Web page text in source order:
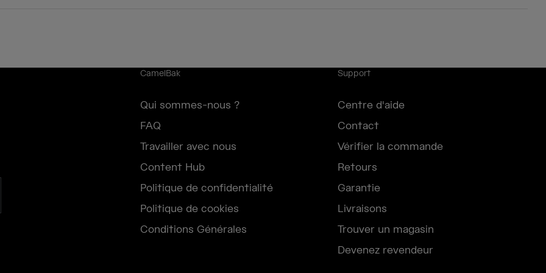
CamelBak
Qui sommes-nous ?
FAQ
Travailler avec nous
Content Hub
Politique de confidentialité
Politique de cookies
Conditions Générales
Support
Centre d'aide
Contact
Vérifier la commande
Retours
Garantie
Livraisons
Trouver un magasin
Devenez revendeur